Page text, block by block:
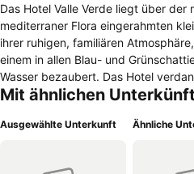
Das Hotel Valle Verde liegt über der
mediterraner Flora eingerahmten
ihrer ruhigen, familiären
einem in allen Blau- und
Wasser bezaubert. Das Hotel verdankt seinen Namen ("Grünes Tal")
der einzigartigen Lage der fünf
der den sanft zum Meer abfallenden
Mit ähnlichen
Ausgewählte Unterkunft Ähnliche